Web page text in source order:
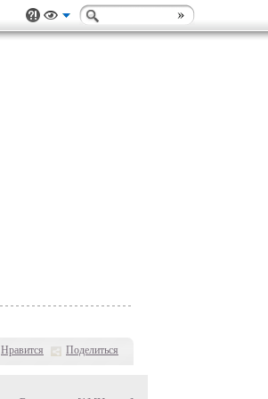
Нравится Поделиться